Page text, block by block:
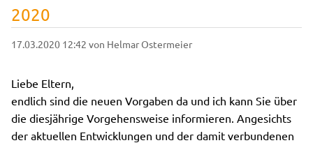
2020
17.03.2020 12:42 von Helmar Ostermeier
Liebe Eltern,
endlich sind die neuen Vorgaben da und ich kann Sie über
die diesjährige Vorgehensweise informieren. Angesichts
der aktuellen Entwicklungen und der damit verbundenen